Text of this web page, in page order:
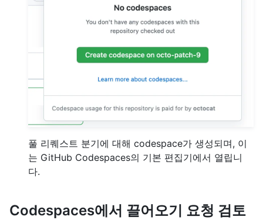
풀 리퀘스트 분기에 대해 codespace가 생성되며, 이
는 GitHub Codespaces의 기본 편집기에서 열립니
다.
Codespaces에서 끌어오기 요청 검토